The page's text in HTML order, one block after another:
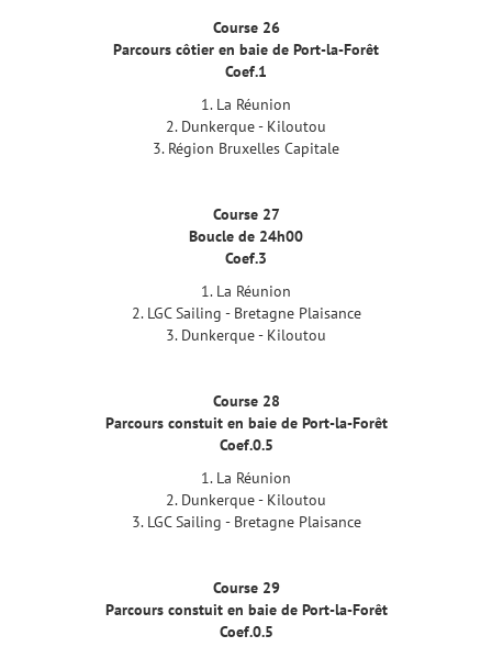
Course 26
Parcours côtier en baie de Port-la-Forêt
Coef.1
1. La Réunion
2. Dunkerque - Kiloutou
3. Région Bruxelles Capitale
Course 27
Boucle de 24h00
Coef.3
1. La Réunion
2. LGC Sailing - Bretagne Plaisance
3. Dunkerque - Kiloutou
Course 28
Parcours constuit en baie de Port-la-Forêt
Coef.0.5
1. La Réunion
2. Dunkerque - Kiloutou
3. LGC Sailing - Bretagne Plaisance
Course 29
Parcours constuit en baie de Port-la-Forêt
Coef.0.5